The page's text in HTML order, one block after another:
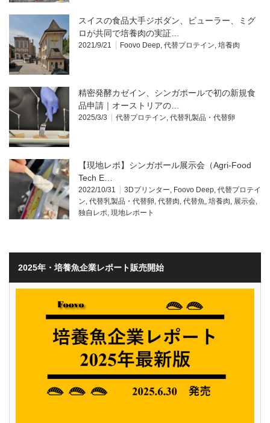
スイスの食品大手ジボダン、ビューラー、ミグ
ロが共同で培養肉の実証…
2021/9/21 Foovo Deep, 代替プロテイン, 培養肉
精密発酵カゼイン、シンガポールで初の新規食
品申請｜オーストリアの…
2025/3/3 代替プロテイン, 代替乳製品・代替卵
【現地レポ】シンガポール展示会（Agri-Food
Tech E…
2022/10/31 3Dプリンター, Foovo Deep, 代替プロテイ
ン, 代替乳製品・代替卵, 代替肉, 代替魚, 培養肉, 展示会,
独自レポ, 現地レポート
2025年・培養魚企業レポート販売開始